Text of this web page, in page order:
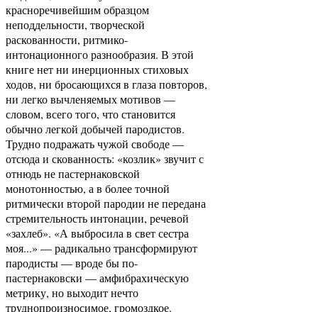
красноречивейшим образцом
неподдельности, творческой
раскованности, ритмико-
интонационного разнообразия. В этой
книге нет ни инерционных стиховых
ходов, ни бросающихся в глаза повторов,
ни легко вычленяемых мотивов —
словом, всего того, что становится
обычно легкой добычей пародистов.
Трудно подражать чужой свободе —
отсюда и скованность: «козлик» звучит с
отнюдь не пастернаковской
монотонностью, а в более точной
ритмически второй пародии не передана
стремительность интонации, речевой
«захлеб». «А выбросила в свет сестра
моя...» — радикально трансформируют
пародисты — вроде бы по-
пастернаковски — амфибрахическую
метрику, но выходит нечто
труднопроизносимое, громоздкое.